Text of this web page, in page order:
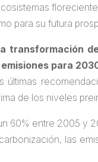
para su futura
transformación
para
de los niveles
60% entre 2005 y
las